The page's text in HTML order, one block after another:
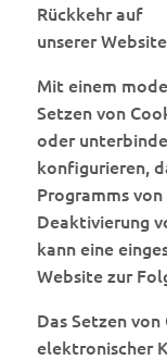
Rückkehr auf
unserer
Mit einem
Setzen von
oder
konfigurieren,
Programms
Deaktivierung
kann eine
Website zur
Das Setzen
elektronischer